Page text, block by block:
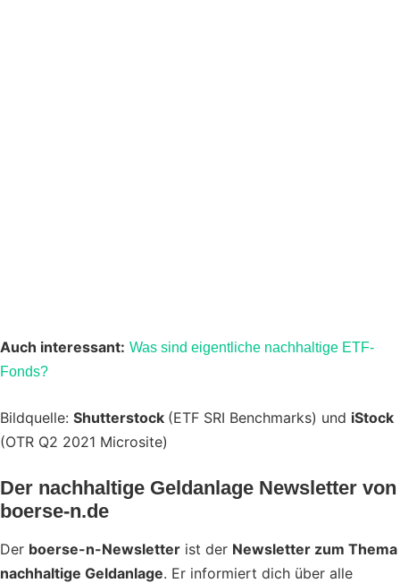
Auch interessant: Was sind eigentliche nachhaltige ETF-
Fonds?
Bildquelle: Shutterstock (ETF SRI Benchmarks) und iStock
(OTR Q2 2021 Microsite)
Der nachhaltige Geldanlage Newsletter von
boerse-n.de
Der boerse-n-Newsletter ist der Newsletter zum Thema
nachhaltige Geldanlage. Er informiert dich über alle